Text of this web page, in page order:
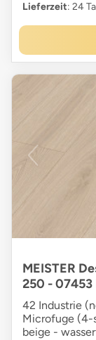
Lieferzeit: 24
MEISTER
250 -
42 Industrie
Microfuge (4-
beige -